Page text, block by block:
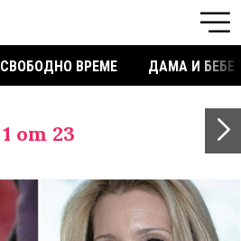
СВОБОДНО ВРЕМЕ ДАМА И БЕБЕ
1 от 23